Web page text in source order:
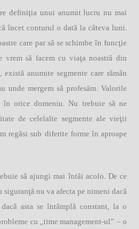
definiţia unui anumit lucru nu mai
încet conturul o dată la câteva luni.
care par să se schimbe în funcţie
vrem să facem cu viaţa noastră din
anumite segmente care rămân
unde mergem să profesăm. Valorile
în orice domeniu. Nu trebuie să ne
de celelalte segmente ale vieţii
regăsi sub diferite forme în aproape
să ajungi mai întâi acolo. De ce
nu va afecta pe nimeni dacă
asta se întâmplă constant, la o
cu „time management-ul” – o